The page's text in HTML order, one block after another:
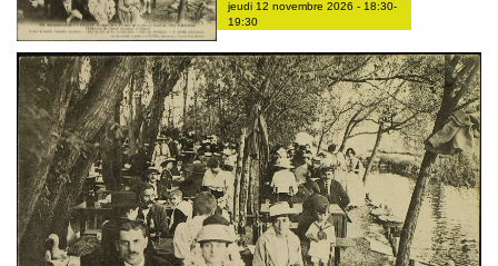
jeudi 12 novembre 2026 - 18:30-
19:30